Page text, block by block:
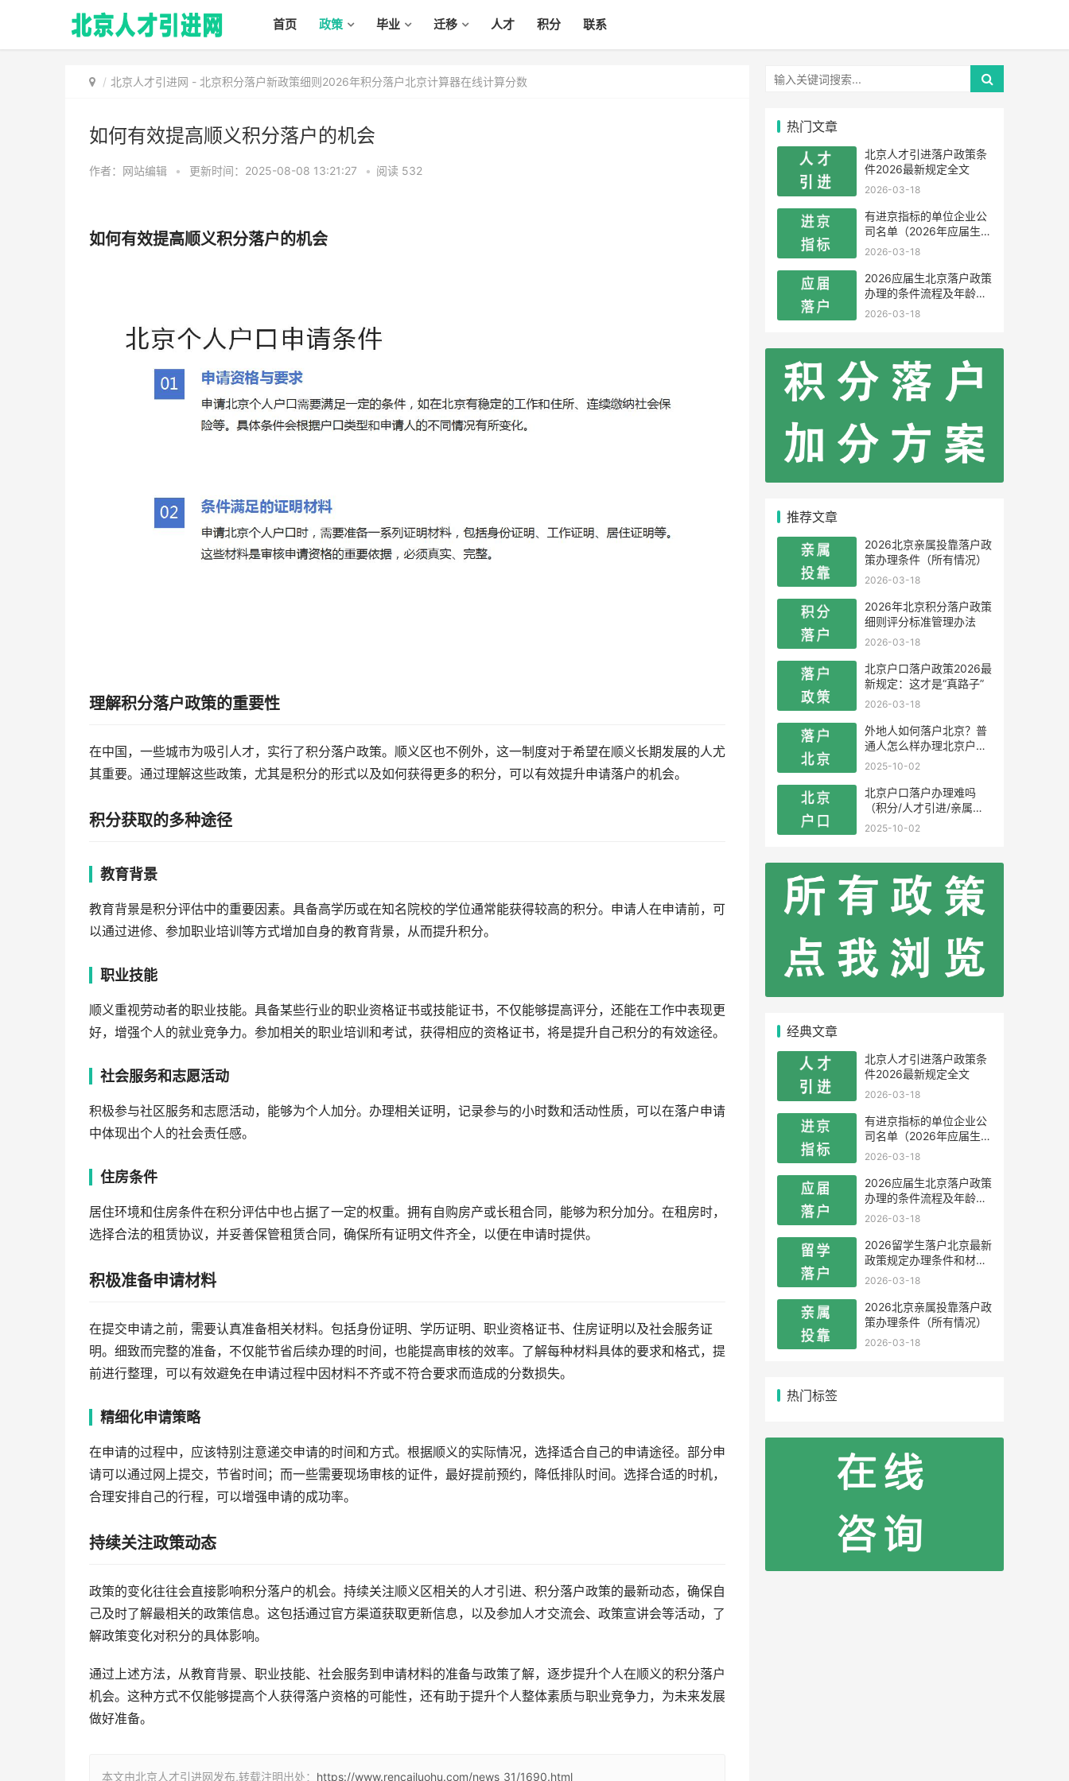
首页 政策 毕业 迁移 人才 积分 联系
北京人才引进网 - 北京积分落户新政策细则2026年积分落户北京计算器在线计算分数
如何有效提高顺义积分落户的机会
作者：网站编辑 • 更新时间：2025-08-08 13:21:27 • 阅读 532
如何有效提高顺义积分落户的机会
理解积分落户政策的重要性
在中国，一些城市为吸引人才，实行了积分落户政策。顺义区也不例外，这一制度对于希望在顺义长期发展的人尤
其重要。通过理解这些政策，尤其是积分的形式以及如何获得更多的积分，可以有效提升申请落户的机会。
积分获取的多种途径
教育背景
教育背景是积分评估中的重要因素。具备高学历或在知名院校的学位通常能获得较高的积分。申请人在申请前，可
以通过进修、参加职业培训等方式增加自身的教育背景，从而提升积分。
职业技能
顺义重视劳动者的职业技能。具备某些行业的职业资格证书或技能证书，不仅能够提高评分，还能在工作中表现更
好，增强个人的就业竞争力。参加相关的职业培训和考试，获得相应的资格证书，将是提升自己积分的有效途径。
社会服务和志愿活动
积极参与社区服务和志愿活动，能够为个人加分。办理相关证明，记录参与的小时数和活动性质，可以在落户申请
中体现出个人的社会责任感。
住房条件
居住环境和住房条件在积分评估中也占据了一定的权重。拥有自购房产或长租合同，能够为积分加分。在租房时，
选择合法的租赁协议，并妥善保管租赁合同，确保所有证明文件齐全，以便在申请时提供。
积极准备申请材料
在提交申请之前，需要认真准备相关材料。包括身份证明、学历证明、职业资格证书、住房证明以及社会服务证
明。细致而完整的准备，不仅能节省后续办理的时间，也能提高审核的效率。了解每种材料具体的要求和格式，提
前进行整理，可以有效避免在申请过程中因材料不齐或不符合要求而造成的分数损失。
精细化申请策略
在申请的过程中，应该特别注意递交申请的时间和方式。根据顺义的实际情况，选择适合自己的申请途径。部分申
请可以通过网上提交，节省时间；而一些需要现场审核的证件，最好提前预约，降低排队时间。选择合适的时机，
合理安排自己的行程，可以增强申请的成功率。
持续关注政策动态
政策的变化往往会直接影响积分落户的机会。持续关注顺义区相关的人才引进、积分落户政策的最新动态，确保自
己及时了解最相关的政策信息。这包括通过官方渠道获取更新信息，以及参加人才交流会、政策宣讲会等活动，了
解政策变化对积分的具体影响。
通过上述方法，从教育背景、职业技能、社会服务到申请材料的准备与政策了解，逐步提升个人在顺义的积分落户
机会。这种方式不仅能够提高个人获得落户资格的可能性，还有助于提升个人整体素质与职业竞争力，为未来发展
做好准备。
本文由北京人才引进网发布,转载注明出处： https://www.rencailuohu.com/news_31/1690.html
热门文章
北京人才引进落户政策条
件2026最新规定全文
2026-03-18
有进京指标的单位企业公
司名单（2026年应届生留
学生）
2026-03-18
2026应届生北京落户政策
办理的条件流程及年龄限
制
2026-03-18
推荐文章
2026北京亲属投靠落户政
策办理条件（所有情况）
2026-03-18
2026年北京积分落户政策
细则评分标准管理办法
2026-03-18
北京户口落户政策2026最
新规定：这才是“真路子”
2026-03-18
外地人如何落户北京？普
通人怎么样办理北京户
口？
2025-10-02
北京户口落户办理难吗
（积分/人才引进/亲属投
靠）
2025-10-02
经典文章
北京人才引进落户政策条
件2026最新规定全文
2026-03-18
有进京指标的单位企业公
司名单（2026年应届生留
学生）
2026-03-18
2026应届生北京落户政策
办理的条件流程及年龄限
制
2026-03-18
2026留学生落户北京最新
政策规定办理条件和材料
及流程
2026-03-18
2026北京亲属投靠落户政
策办理条件（所有情况）
2026-03-18
热门标签